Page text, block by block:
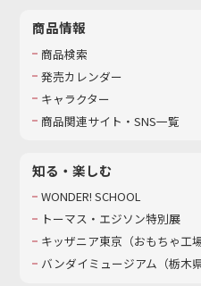
商品情報
商品検索
発売カレンダー
キャラクター
商品関連サイト・SNS一覧
知る・楽しむ
WONDER! SCHOOL
トーマス・エジソン特別展
キッザニア東京（おもちゃ工
バンダイミュージアム（栃木県